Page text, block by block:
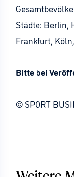
Städte: Berlin,
Frankfurt,
Bitte bei
© SPORT